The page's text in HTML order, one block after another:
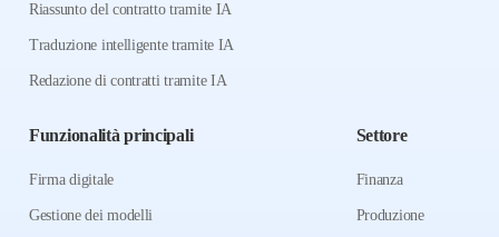
Riassunto del contratto tramite IA
Traduzione intelligente tramite IA
Redazione di contratti tramite IA
Funzionalità principali
Firma digitale
Gestione dei modelli
Settore
Finanza
Produzione